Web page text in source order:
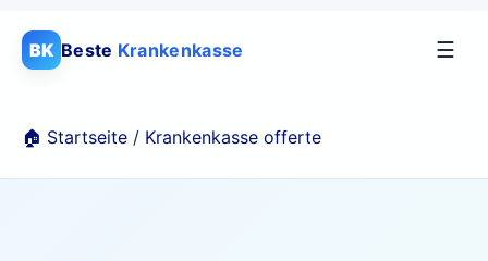
BK Beste Krankenkasse ☰
🏠 Startseite / Krankenkasse offerte